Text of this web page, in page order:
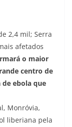
2,4 mil; Serra
afetados
o maior
centro de
ebola que
Monróvia,
liberiana pela